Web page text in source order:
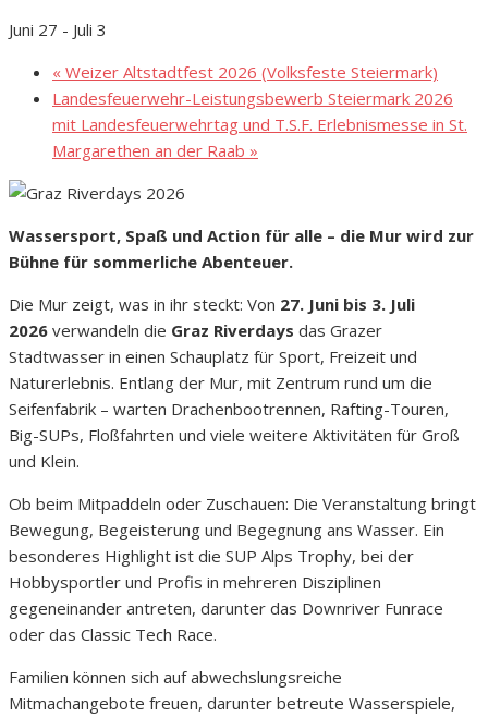
Juni 27 - Juli 3
« Weizer Altstadtfest 2026 (Volksfeste Steiermark)
Landesfeuerwehr-Leistungsbewerb Steiermark 2026
mit Landesfeuerwehrtag und T.S.F. Erlebnismesse in St.
Margarethen an der Raab »
Wassersport, Spaß und Action für alle – die Mur wird zur
Bühne für sommerliche Abenteuer.
Die Mur zeigt, was in ihr steckt: Von 27. Juni bis 3. Juli
2026 verwandeln die Graz Riverdays das Grazer
Stadtwasser in einen Schauplatz für Sport, Freizeit und
Naturerlebnis. Entlang der Mur, mit Zentrum rund um die
Seifenfabrik – warten Drachenbootrennen, Rafting-Touren,
Big-SUPs, Floßfahrten und viele weitere Aktivitäten für Groß
und Klein.
Ob beim Mitpaddeln oder Zuschauen: Die Veranstaltung bringt
Bewegung, Begeisterung und Begegnung ans Wasser. Ein
besonderes Highlight ist die SUP Alps Trophy, bei der
Hobbysportler und Profis in mehreren Disziplinen
gegeneinander antreten, darunter das Downriver Funrace
oder das Classic Tech Race.
Familien können sich auf abwechslungsreiche
Mitmachangebote freuen, darunter betreute Wasserspiele,